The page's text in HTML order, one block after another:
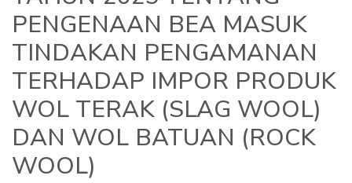
PENGENAAN BEA MASUK
TINDAKAN PENGAMANAN
TERHADAP IMPOR PRODUK
WOL TERAK (SLAG WOOL)
DAN WOL BATUAN (ROCK
WOOL)